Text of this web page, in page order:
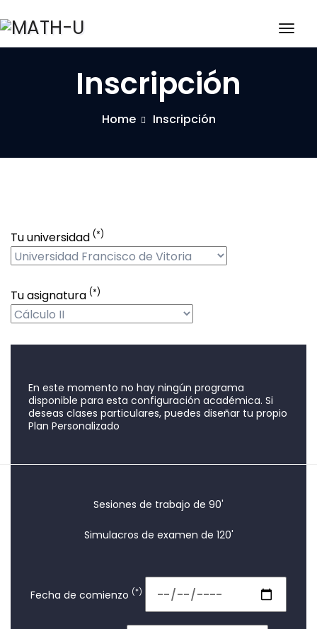
Inscripción
Home Inscripción
Tu universidad (*)
Tu asignatura (*)
En este momento no hay ningún programa
disponible para esta configuración académica. Si
deseas clases particulares, puedes diseñar tu propio
Plan Personalizado
Sesiones de trabajo de 90'
Simulacros de examen de 120'
Fecha de comienzo (*)